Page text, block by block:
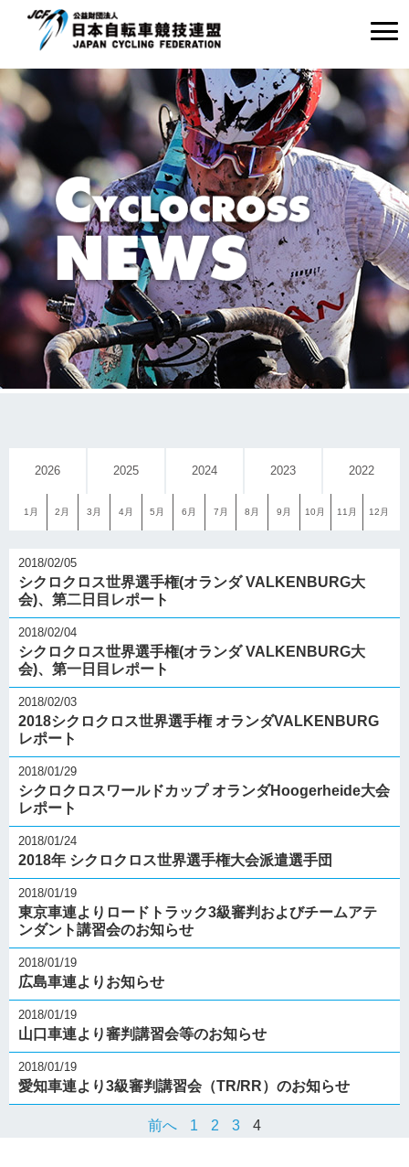
2026 2025 2024 2023 2022
1月 2月 3月 4月 5月 6月 7月 8月 9月 10月 11月 12月
2018/02/05
シクロクロス世界選手権(オランダ VALKENBURG大
会)、第二日目レポート
2018/02/04
シクロクロス世界選手権(オランダ VALKENBURG大
会)、第一日目レポート
2018/02/03
2018シクロクロス世界選手権 オランダVALKENBURG
レポート
2018/01/29
シクロクロスワールドカップ オランダHoogerheide大会
レポート
2018/01/24
2018年 シクロクロス世界選手権大会派遣選手団
2018/01/19
東京車連よりロードトラック3級審判およびチームアテ
ンダント講習会のお知らせ
2018/01/19
広島車連よりお知らせ
2018/01/19
山口車連より審判講習会等のお知らせ
2018/01/19
愛知車連より3級審判講習会（TR/RR）のお知らせ
前へ 1 2 3 4